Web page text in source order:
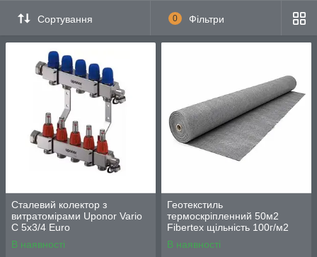
Сортування 0 Фільтри
Сталевий колектор з
витратомірами Uponor Vario
С 5x3/4 Euro
В наявності
Геотекстиль
термоскріпленний 50м2
Fibertex щільність 100г/м2
міцний будівельний нетканий
матеріал
В наявності